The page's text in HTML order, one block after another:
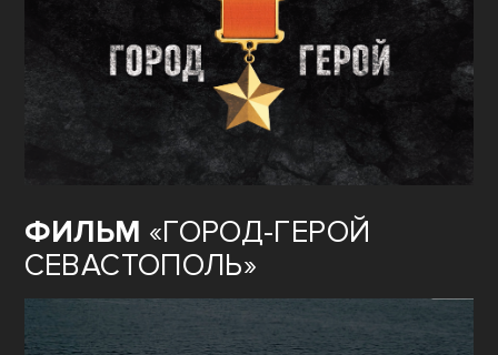
ФИЛЬМ «ГОРОД-ГЕРОЙ
СЕВАСТОПОЛЬ»